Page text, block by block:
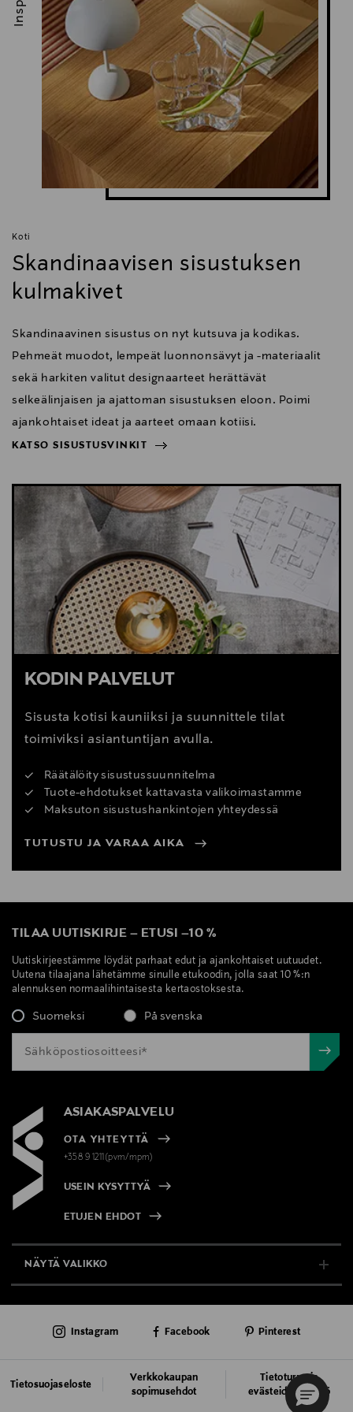
Koti
Skandinaavisen sisustuksen
kulmakivet
Skandinaavinen sisustus on nyt kutsuva ja kodikas.
Pehmeät muodot, lempeät luonnonsävyt ja -materiaalit
sekä harkiten valitut designaarteet herättävät
selkeälinjaisen ja ajattoman sisustuksen eloon. Poimi
ajankohtaiset ideat ja aarteet omaan kotiisi.
KATSO SISUSTUSVINKIT
KATSO SISUSTUSVINKIT
KODIN PALVELUT
Sisusta kotisi kauniiksi ja suunnittele tilat
toimiviksi asiantuntijan avulla.
Räätälöity sisustussuunnitelma
Tuote-ehdotukset kattavasta valikoimastamme
Maksuton sisustushankintojen yhteydessä
TUTUSTU JA VARAA AIKA
TILAA UUTISKIRJE – ETUSI –10 %
Uutiskirjeestämme löydät parhaat edut ja ajankohtaiset uutuudet.
Uutena tilaajana lähetämme sinulle etukoodin, jolla saat 10 %:n
alennuksen normaalihintaisesta kertaostoksesta.
Suomeksi På svenska
ASIAKASPALVELU
OTA YHTEYTTÄ
+358 9 1211(pvm/mpm)
USEIN KYSYTTYÄ
ETUJEN EHDOT
NÄYTÄ VALIKKO
AJANKOHTAISTA
Tietosuojaseloste
Verkkokaupan
sopimusehdot
Tietoturva ja
evästeiden käyttö
Instagram Facebook Pinterest